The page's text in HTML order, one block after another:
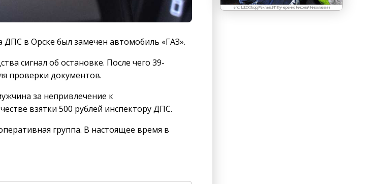
ДПС в Орске был замечен автомобиль «ГАЗ».
сигнал об остановке. После чего 39-
проверки документов.
за непривлечение к
взятки 500 рублей инспектору ДПС.
группа. В настоящее время в
erid: LdtCK3cqq Реклама.ИП Кучеренко Николай Николаевич